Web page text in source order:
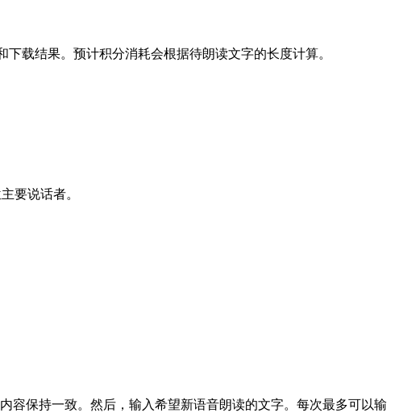
载结果。预计积分消耗会根据待朗读文字的长度计算。
要说话者。
容保持一致。然后，输入希望新语音朗读的文字。每次最多可以输